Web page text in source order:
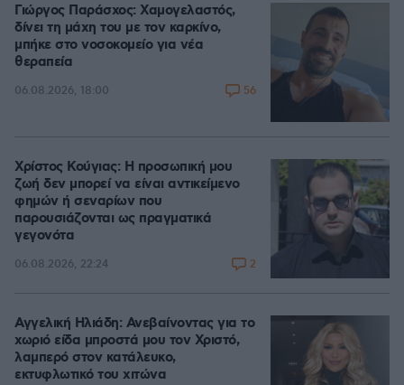
Γιώργος Παράσχος: Χαμογελαστός,
δίνει τη μάχη του με τον καρκίνο,
μπήκε στο νοσοκομείο για νέα
θεραπεία
06.08.2026, 18:00 56
Χρίστος Κούγιας: Η προσωπική μου
ζωή δεν μπορεί να είναι αντικείμενο
φημών ή σεναρίων που
παρουσιάζονται ως πραγματικά
γεγονότα
06.08.2026, 22:24 2
Αγγελική Ηλιάδη: Ανεβαίνοντας για το
χωριό είδα μπροστά μου τον Χριστό,
λαμπερό στον κατάλευκο,
εκτυφλωτικό του χιτώνα